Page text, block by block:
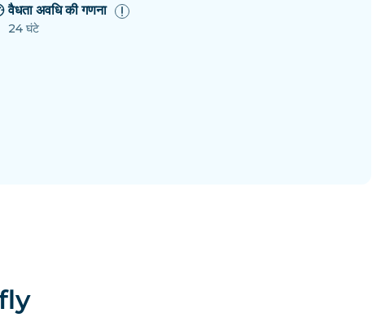
वैधता अवधि की गणना
24 घंटे